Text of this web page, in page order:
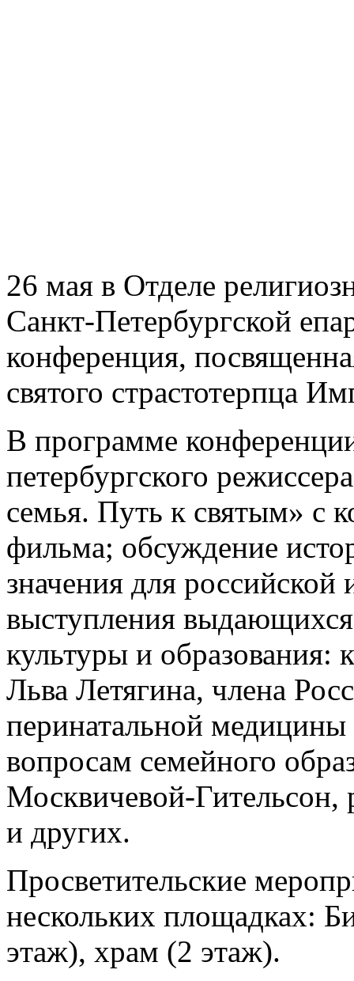
26 мая в Отделе
Санкт-Петербургской
конференция,
святого страстотерпца
В программе
петербургского
семья. Путь к святым» с
фильма; обсуждение
значения для российской
выступления
культуры и образования:
Льва Летягина, члена
перинатальной медицины
вопросам семейного
Москвичевой-Гительсон,
и других.
Просветительские
нескольких площадках:
этаж), храм (2 этаж).